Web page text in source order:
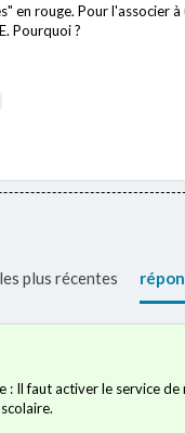
en rouge. Pour l'associer
Pourquoi ?
plus récentes
: Il faut activer le service